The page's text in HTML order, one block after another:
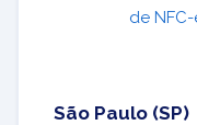
de
São Paulo (SP)